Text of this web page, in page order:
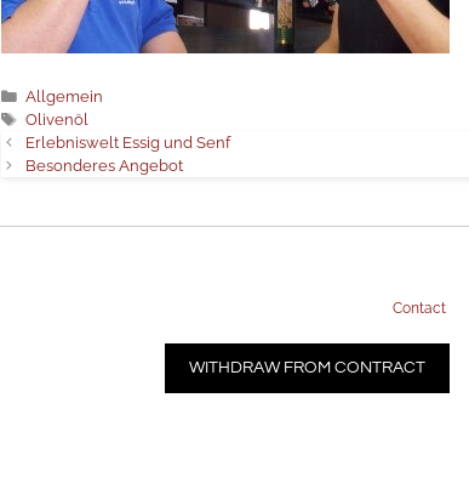
Categorie
Allgemein
Tag
Olivenöl
Erlebniswelt Essig und Senf
Besonderes Angebot
Contact
WITHDRAW FROM CONTRACT